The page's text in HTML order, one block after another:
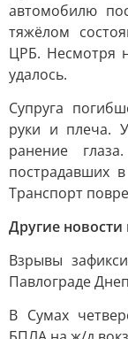
автомобилю
тяжёлом
ЦРБ. Несмотря
удалось.
Супруга
руки и плеча.
ранение
пострадавших
Транспорт
Другие новости
Взрывы
Павлограде
В Сумах